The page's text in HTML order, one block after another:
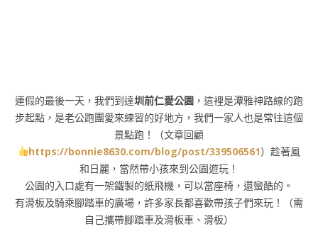
連假的最後一天，我們到達圳前仁愛公園 ，這裡是潭雅神路線的跑
步起點，是老公跑團愛來練習的好地方，我們一家人也是常往這個
景點跑！（文章回顧
https://bonnie8630.com/blog/post/339506561）趁著風
和日麗，當然帶小孩來到公園遊玩！
公園的入口處有一架鐵製的紙飛機，可以當座椅，還蠻酷的。
有滑板及騎乘腳踏車的廣場，許多家長都喜歡帶孩子們來玩！（需
自己攜帶腳踏車及滑板車、滑板）